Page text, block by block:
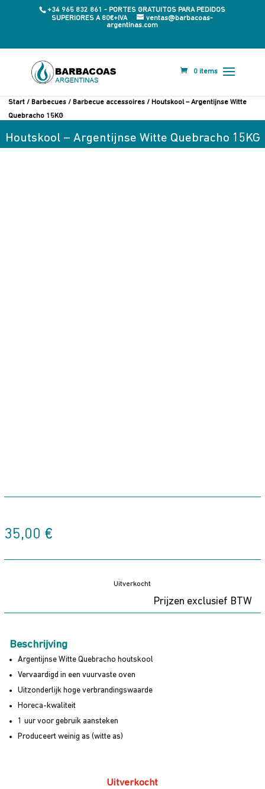
+34 965 832 861 - PORTES GRATUITOS PARA PEDIDOS
SUPERIORES A 80€+IVA
ventas@barbacoas-
argentinas.com
0 items
Start / Barbecues / Barbecue accessoires / Houtskool – Argentijnse Witte
Quebracho 15KG
Houtskool – Argentijnse Witte Quebracho 15KG
35,00 €
Uitverkocht
Prijzen exclusief BTW
Beschrijving
Argentijnse Witte Quebracho houtskool
Vervaardigd in een vuurvaste oven
Uitzonderlijk hoge verbrandingswaarde
Horeca-kwaliteit
1 uur voor gebruik aansteken
Produceert weinig as (witte as)
Uitverkocht